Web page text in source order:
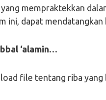
mempraktekkan
ini, dapat
‘alamin…
file tentang riba